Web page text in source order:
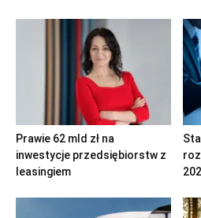
Prawie 62 mld zł na
inwestycje przedsiębiorstw z
leasingiem